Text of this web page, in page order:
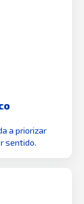
a priorizar
sentido.